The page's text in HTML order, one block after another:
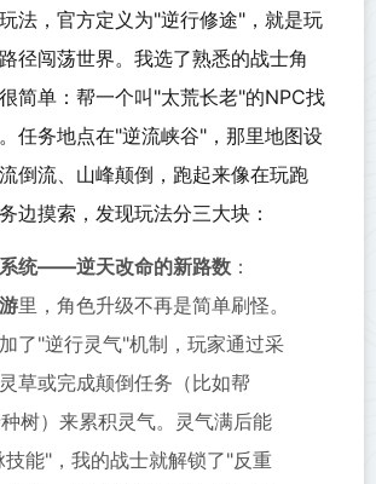
法，官方定义为"逆行修途"，就是玩
径闯荡世界。我选了熟悉的战士角
简单：帮一个叫"太荒长老"的NPC找
任务地点在"逆流峡谷"，那里地图设
流、山峰颠倒，跑起来像在玩跑
边摸索，发现玩法分三大块：
统——逆天改命的新路数 ：
里，角色升级不再是简单刷怪。
了"逆行灵气"机制，玩家通过采
草或完成颠倒任务（比如帮
树）来累积灵气。灵气满后能
能"，我的战士就解锁了"反重